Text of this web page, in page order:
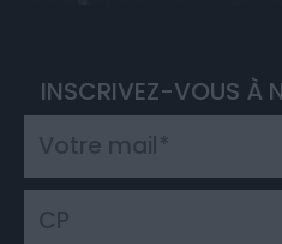
INSCRIVEZ-VOUS À